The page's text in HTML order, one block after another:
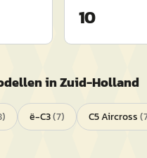
10
inZuid-Holland
) ë-C3(7) C5 Aircross(